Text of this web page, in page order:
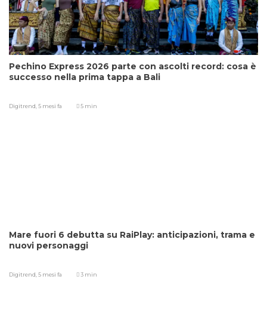
Pechino Express 2026 parte con ascolti record: cosa è
successo nella prima tappa a Bali
Digitrend, 5 mesi fa 5 min
Mare fuori 6 debutta su RaiPlay: anticipazioni, trama e
nuovi personaggi
Digitrend, 5 mesi fa 3 min